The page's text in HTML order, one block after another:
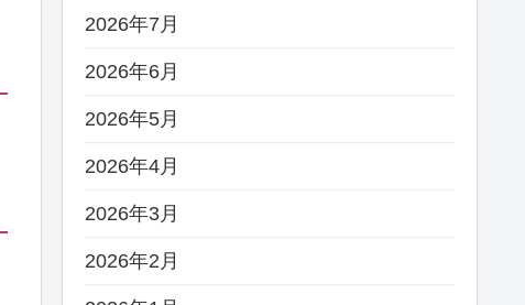
2026年7月
2026年6月
2026年5月
2026年4月
2026年3月
2026年2月